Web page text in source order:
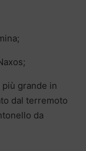
grande in
dal terremoto
da